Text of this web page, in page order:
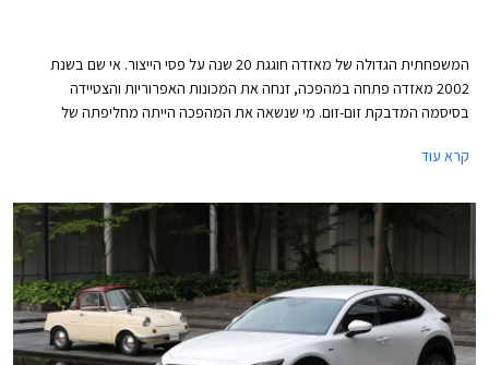
המשפחתית הגדולה של מאזדה חוגגת 20 שנה על פסי הייצור. אי שם בשנת
2002 מאזדה פתחה במהפכה, זנחה את המכונות האפרוריות והצטיידה
בסיסמה המדבקת זום-זום. מי שנשאה את המהפכה הייתה מחליפתה של
פנסים שקופים ומבחר צבעים שכלל גווני צהוב ואדום, תא הנוסעים זכה למראה
המכלולים עם התנהגות כביש מהנה.
קרא עוד